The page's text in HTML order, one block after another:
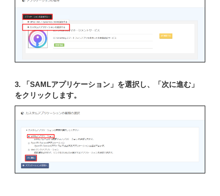
3. 「SAMLアプリケーション」を選択し、「次に進む」
をクリックします。